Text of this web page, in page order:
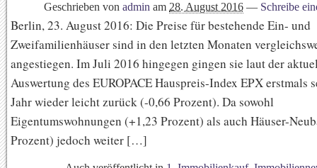
Geschrieben von admin am 28. August 2016 — Schreibe
Berlin, 23. August 2016: Die Preise für bestehende Ein- und
Zweifamilienhäuser sind in den letzten Monaten
angestiegen. Im Juli 2016 hingegen gingen sie laut der
Auswertung des EUROPACE Hauspreis-Index EPX erstmals
Jahr wieder leicht zurück (-0,66 Prozent). Da sowohl
Eigentumswohnungen (+1,23 Prozent) als auch Häuser-
Prozent) jedoch weiter […]